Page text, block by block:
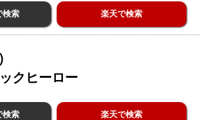
索 楽天で検索
クヒーロー
索 楽天で検索